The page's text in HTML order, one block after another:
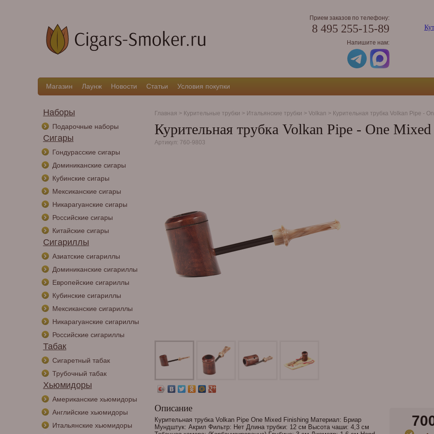
Прием заказов по телефону:
8 495 255-15-89
Напишите нам:
Магазин Лаунж Новости Статьи Условия покупки
Наборы
Подарочные наборы
Сигары
Гондурасские сигары
Доминиканские сигары
Кубинские сигары
Мексиканские сигары
Никарагуанские сигары
Российские сигары
Китайские сигары
Сигариллы
Азиатские сигариллы
Доминиканские сигариллы
Европейские сигариллы
Кубинские сигариллы
Мексиканские сигариллы
Никарагуанские сигариллы
Российские сигариллы
Табак
Сигаретный табак
Трубочный табак
Хьюмидоры
Американские хьюмидоры
Английские хьюмидоры
Итальянские хьюмидоры
Главная > Курительные трубки > Итальянские трубки > Volkan > Курительная трубка Volkan Pipe -
Курительная трубка Volkan Pipe - One
Артикул: 760-9803
Описание
Курительная трубка Volkan Pipe One Mixed Finishing Материал: Бриар
Мундштук: Акрил Фильтр: Нет Длина трубки: 12 см Высота чаши: 4,3 см